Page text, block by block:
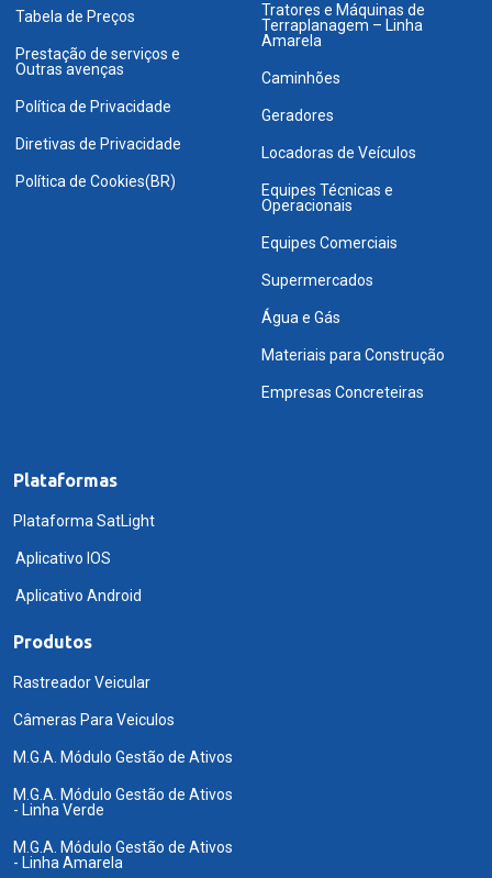
Tabela de Preços
Prestação de serviços e
Outras avenças
Política de Privacidade
Diretivas de Privacidade
Política de Cookies(BR)
Tratores e Máquinas de
Terraplanagem – Linha
Amarela
Caminhões
Geradores
Locadoras de Veículos
Equipes Técnicas e
Operacionais
Equipes Comerciais
Supermercados
Água e Gás
Materiais para Construção
Empresas Concreteiras
Plataformas
Plataforma SatLight
Aplicativo IOS
Aplicativo Android
Produtos
Rastreador Veicular
Câmeras Para Veiculos
M.G.A. Módulo Gestão de Ativos
M.G.A. Módulo Gestão de Ativos
- Linha Verde
M.G.A. Módulo Gestão de Ativos
- Linha Amarela